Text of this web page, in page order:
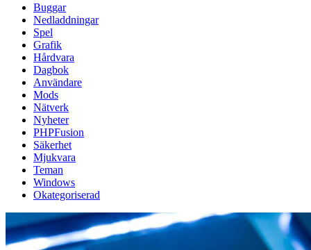
Buggar
Nedladdningar
Spel
Grafik
Hårdvara
Dagbok
Användare
Mods
Nätverk
Nyheter
PHPFusion
Säkerhet
Mjukvara
Teman
Windows
Okategoriserad